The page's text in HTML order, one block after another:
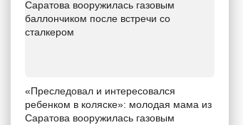
«Преследовал и интересовался
ребенком в коляске»: молодая мама из
Саратова вооружилась газовым